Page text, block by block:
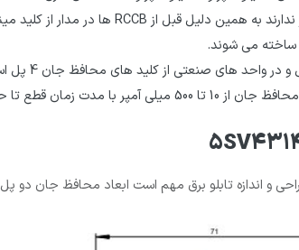
صنعتی از کلید های محافظ جان 4 پل استفاده می گردد.
150 میلی ثانیه می باشد.
برق مهم است ابعاد محافظ جان دو پل 40 آمپر زیمنس به صورت زیر می باشد: